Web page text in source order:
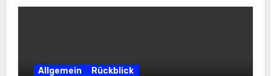
Allgemein Rückblick